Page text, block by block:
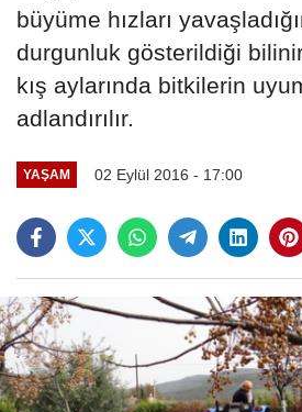
büyüme hızları
durgunluk gösterildiği
kış aylarında bitkilerin
adlandırılır.
YAŞAM 02 Eylül 2016 - 17:00